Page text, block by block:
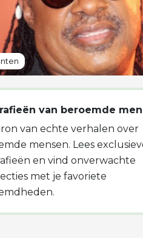
van beroemde
van echte verhalen over
mensen. Lees
en vind onverwachte
met je favoriete